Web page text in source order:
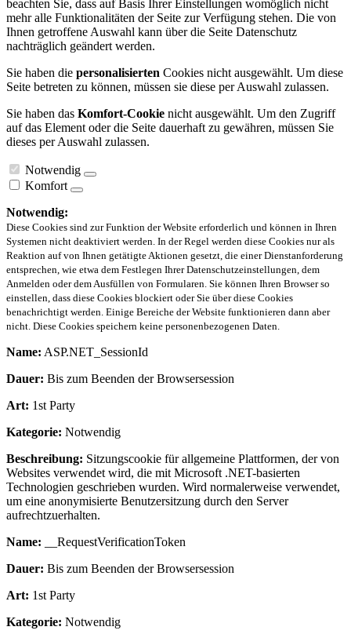
beachten Sie, dass auf Basis Ihrer Einstellungen womöglich nicht
mehr alle Funktionalitäten der Seite zur Verfügung stehen. Die von
Ihnen getroffene Auswahl kann über die Seite Datenschutz
nachträglich geändert werden.
Sie haben die personalisierten Cookies nicht ausgewählt. Um diese
Seite betreten zu können, müssen sie diese per Auswahl zulassen.
Sie haben das Komfort-Cookie nicht ausgewählt. Um den Zugriff
auf das Element oder die Seite dauerhaft zu gewähren, müssen Sie
dieses per Auswahl zulassen.
Notwendig
Komfort
Notwendig:
Diese Cookies sind zur Funktion der Website erforderlich und können in Ihren
Systemen nicht deaktiviert werden. In der Regel werden diese Cookies nur als
Reaktion auf von Ihnen getätigte Aktionen gesetzt, die einer Dienstanforderung
entsprechen, wie etwa dem Festlegen Ihrer Datenschutzeinstellungen, dem
Anmelden oder dem Ausfüllen von Formularen. Sie können Ihren Browser so
einstellen, dass diese Cookies blockiert oder Sie über diese Cookies
benachrichtigt werden. Einige Bereiche der Website funktionieren dann aber
nicht. Diese Cookies speichern keine personenbezogenen Daten.
Name: ASP.NET_SessionId
Dauer: Bis zum Beenden der Browsersession
Art: 1st Party
Kategorie: Notwendig
Beschreibung: Sitzungscookie für allgemeine Plattformen, der von
Websites verwendet wird, die mit Microsoft .NET-basierten
Technologien geschrieben wurden. Wird normalerweise verwendet,
um eine anonymisierte Benutzersitzung durch den Server
aufrechtzuerhalten.
Name: __RequestVerificationToken
Dauer: Bis zum Beenden der Browsersession
Art: 1st Party
Kategorie: Notwendig